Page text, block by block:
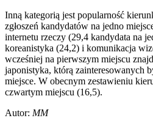
Inną kategorią jest popularność
zgłoszeń kandydatów na jedno
internetu rzeczy (29,4 kandydata na
koreanistyka (24,2) i komunikacja
wcześniej na pierwszym miejscu
japonistyka, którą zainteresowanych
miejsce. W obecnym zestawieniu
czwartym miejscu (16,5).
Autor: MM